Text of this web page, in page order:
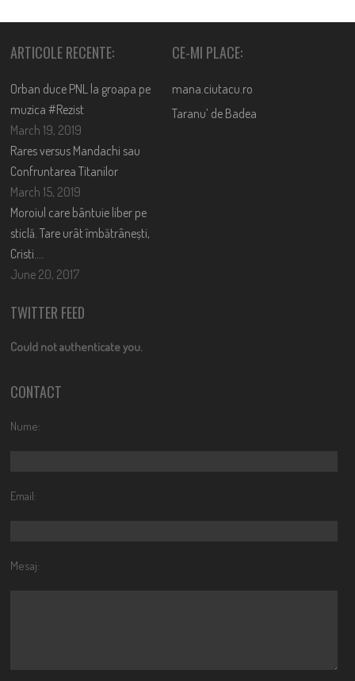
ARTICOLE RECENTE:
Orban duce PNL la groapa pe
muzica #Rezist
March 19, 2019
Rares versus Mandachi sau
Confruntarea Titanilor
March 15, 2019
Moroiul care bântuie liber pe
sticlă. Tare urât îmbătrânești,
Cristi….
June 20, 2017
CE-MI PLACE:
mana.ciutacu.ro
Taranu’ de Badea
TWITTER FEED
Could not authenticate you.
CONTACT
Nume:
Email:
Mesaj: